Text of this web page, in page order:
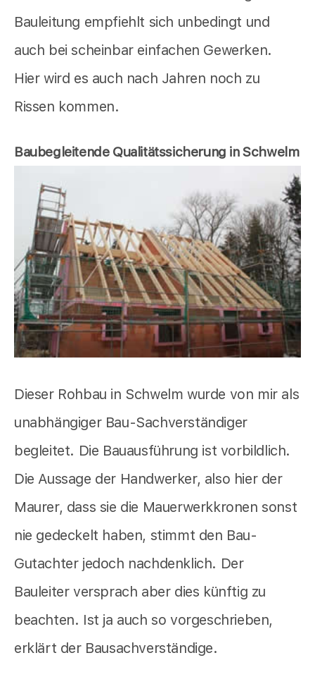
Bauleitung empfiehlt sich unbedingt und
auch bei scheinbar einfachen Gewerken.
Hier wird es auch nach Jahren noch zu
Rissen kommen.
Baubegleitende Qualitätssicherung in Schwelm
Dieser Rohbau in Schwelm wurde von mir als
unabhängiger Bau-Sachverständiger
begleitet. Die Bauausführung ist vorbildlich.
Die Aussage der Handwerker, also hier der
Maurer, dass sie die Mauerwerkkronen sonst
nie gedeckelt haben, stimmt den Bau-
Gutachter jedoch nachdenklich. Der
Bauleiter versprach aber dies künftig zu
beachten. Ist ja auch so vorgeschrieben,
erklärt der Bausachverständige.